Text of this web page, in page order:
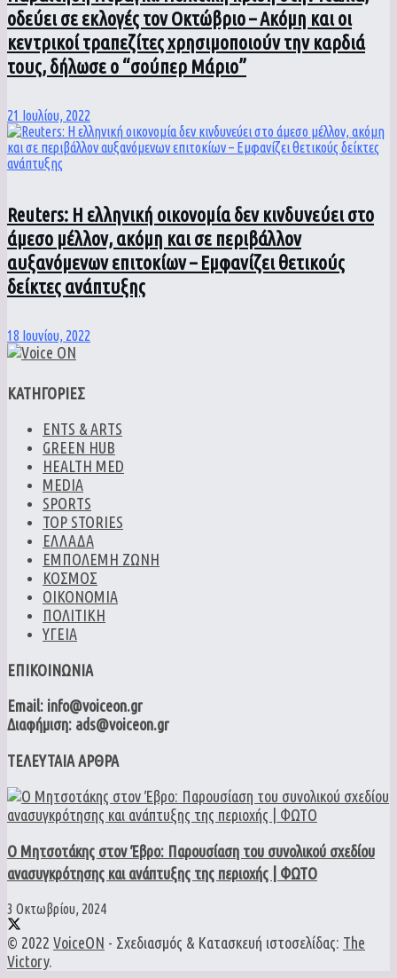
οδεύει σε εκλογές τον Οκτώβριο – Ακόμη και οι
κεντρικοί τραπεζίτες χρησιμοποιούν την καρδιά
τους, δήλωσε ο “σούπερ Μάριο”
21 Ιουλίου, 2022
Reuters: Η ελληνική οικονομία δεν κινδυνεύει στο
άμεσο μέλλον, ακόμη και σε περιβάλλον
αυξανόμενων επιτοκίων – Εμφανίζει θετικούς
δείκτες ανάπτυξης
18 Ιουνίου, 2022
ΚΑΤΗΓΟΡΙΕΣ
ENTS & ARTS
GREEN HUB
HEALTH MED
MEDIA
SPORTS
TOP STORIES
ΕΛΛΑΔΑ
ΕΜΠΟΛΕΜΗ ΖΩΝΗ
ΚΟΣΜΟΣ
ΟΙΚΟΝΟΜΙΑ
ΠΟΛΙΤΙΚΗ
ΥΓΕΙΑ
ΕΠΙΚΟΙΝΩΝΙΑ
Email: info@voiceon.gr
Διαφήμιση: ads@voiceon.gr
ΤΕΛΕΥΤΑΙΑ ΑΡΘΡΑ
Ο Μητσοτάκης στον Έβρο: Παρουσίαση του συνολικού σχεδίου
ανασυγκρότησης και ανάπτυξης της περιοχής | ΦΩΤΟ
3 Οκτωβρίου, 2024
© 2022 VoiceON - Σχεδιασμός & Κατασκευή ιστοσελίδας: The
Victory.